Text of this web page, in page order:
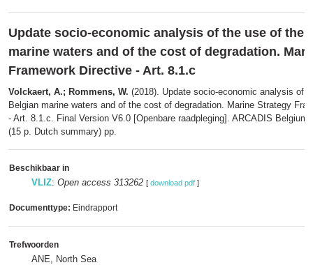
Update socio-economic analysis of the use of the
marine waters and of the cost of degradation.
Framework Directive - Art. 8.1.c
Volckaert, A.; Rommens, W. (2018). Update socio-economic analysis of
Belgian marine waters and of the cost of degradation. Marine Strategy
- Art. 8.1.c. Final Version V6.0 [Openbare raadpleging]. ARCADIS Belgium
(15 p. Dutch summary) pp.
Beschikbaar in
VLIZ: Open access 313262 [ download pdf ]
Documenttype: Eindrapport
Trefwoorden
ANE, North Sea